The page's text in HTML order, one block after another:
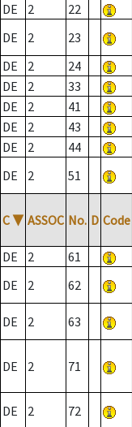
DE
2 22
DE
2 23
DE
2 24
DE
2 33
DE
2 41
DE
2 43
DE
2 44
DE
2 51
C ▼ ASSOC No. D Code
DE 2 61
DE
2 62
DE 2 63
DE 2 71
DE 2 72